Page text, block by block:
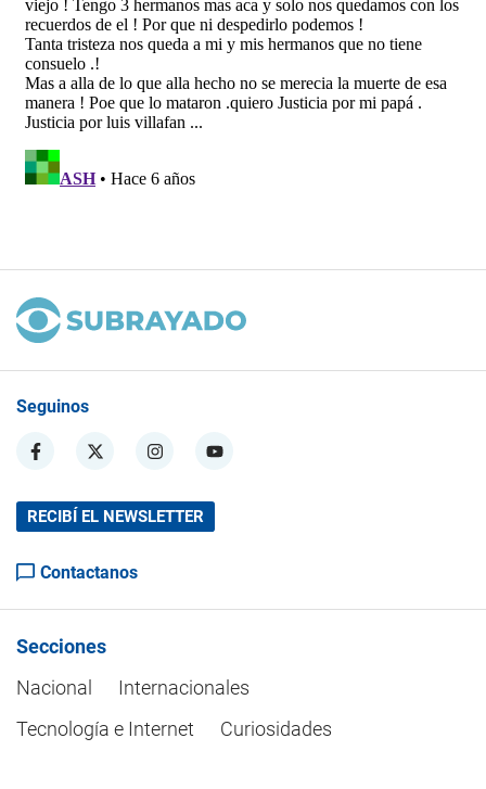
Seguinos
RECIBÍ EL NEWSLETTER
Contactanos
Secciones
Nacional
Internacionales
Tecnología e Internet
Curiosidades